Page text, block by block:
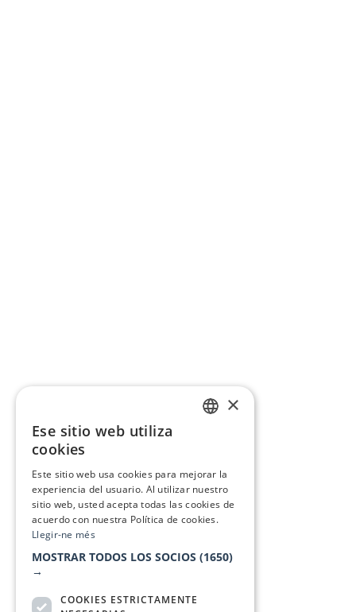
×
Ese sitio web utiliza
cookies
Este sitio web usa cookies para mejorar la
experiencia del usuario. Al utilizar nuestro
sitio web, usted acepta todas las cookies de
acuerdo con nuestra Política de cookies.
Llegir-ne més
MOSTRAR TODOS LOS SOCIOS (1650)
→
COOKIES ESTRICTAMENTE